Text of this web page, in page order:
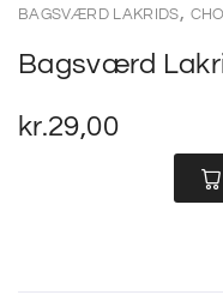
BAGSVÆRD LAKRIDS,
Bagsværd
kr.29,00